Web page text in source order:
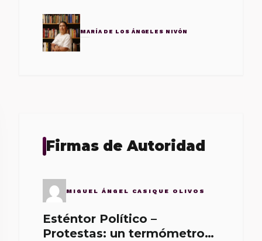
MARÍA DE LOS ÁNGELES NIVÓN
Firmas de Autoridad
MIGUEL ÁNGEL CASIQUE OLIVOS
Esténtor Político –
Protestas: un termómetro